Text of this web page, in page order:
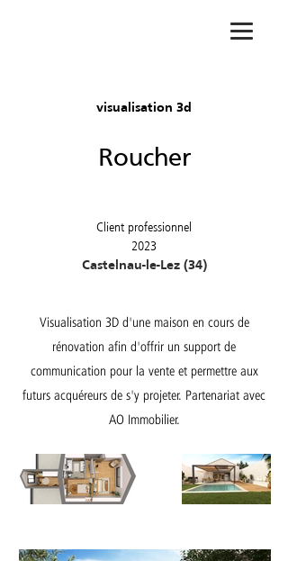
visualisation 3d
Roucher
Client professionnel
2023
Castelnau-le-Lez (34)
Visualisation 3D d'une maison en cours de
rénovation afin d'offrir un support de
communication pour la vente et permettre aux
futurs acquéreurs de s'y projeter. Partenariat avec
AO Immobilier.